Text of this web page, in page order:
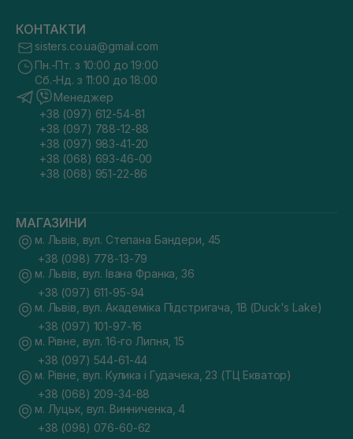
КОНТАКТИ
sisters.co.ua@gmail.com
Пн.-Пт. з 10:00 до 19:00
Сб.-Нд. з 11:00 до 18:00
Менеджер
+38 (097) 612-54-81
+38 (097) 788-12-88
+38 (097) 983-41-20
+38 (068) 693-46-00
+38 (068) 951-22-86
МАГАЗИНИ
м. Львів, вул. Степана Бандери, 45
+38 (098) 778-13-79
м. Львів, вул. Івана Франка, 36
+38 (097) 611-95-94
м. Львів, вул. Академіка Підстригача, 1В (Duck's Lake)
+38 (097) 101-97-16
м. Рівне, вул. 16-го Липня, 15
+38 (097) 544-61-44
м. Рівне, вул. Кулика і Гудачека, 23 (ТЦ Екватор)
+38 (068) 209-34-88
м. Луцьк, вул. Винниченка, 4
+38 (098) 076-60-62